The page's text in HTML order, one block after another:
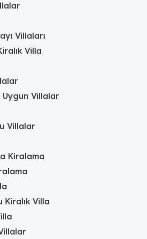
modern mimarisiyle dikkat çeker.
geniş oturma odası gün ışığını
takımı, büyük ekran TV ve sade
ortam sunar.
Villaları
Villa
Uygun Villalar
Villalar
Kiralama
Kiralık Villa